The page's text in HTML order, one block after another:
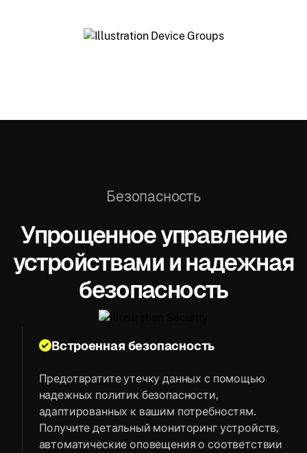
Безопасность
Упрощенное управление
устройствами и надежная
безопасность
Встроенная безопасность
Предотвратите утечку данных с помощью
надежных политик безопасности,
адаптированных к вашим потребностям.
Получите детальный мониторинг устройств,
автоматические оповещения о соответствии